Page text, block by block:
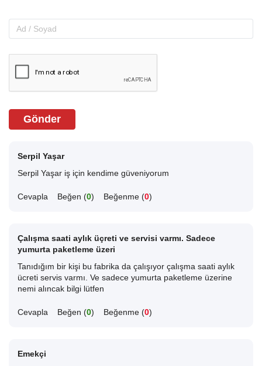
Gönder
Serpil Yaşar
Serpil Yaşar iş için kendime güveniyorum
Cevapla Beğen (0) Beğenme (0)
Çalışma saati aylık üçreti ve servisi varmı. Sadece
yumurta paketleme üzeri
Tanıdığım bir kişi bu fabrika da çalışıyor çalışma saati aylık
ücreti servis varmı. Ve sadece yumurta paketleme üzerine
nemi alıncak bilgi lütfen
Cevapla Beğen (0) Beğenme (0)
Emekçi